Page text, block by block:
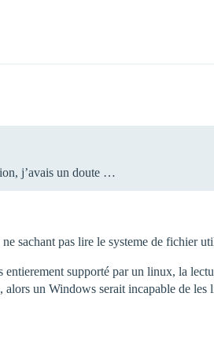
j’avais un doute …
sachant pas lire le systeme de fichier
supporté par un linux, la
un Windows serait incapable de les